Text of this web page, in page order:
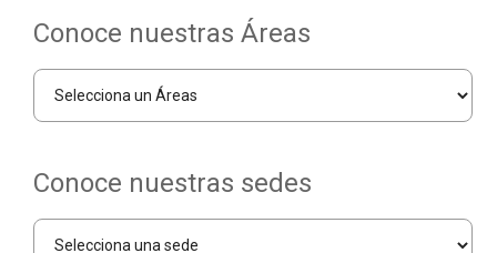
Conoce nuestras Áreas
Conoce nuestras sedes